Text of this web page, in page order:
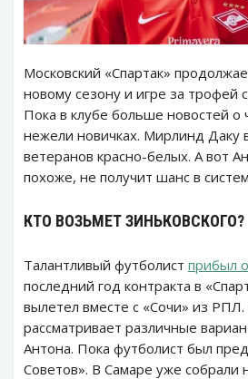
Московский «Спартак»
новому сезону и игре за трофей
Пока в клубе больше новостей о
нежели новичках. Мирлинд Даку
ветеранов красно-белых. А вот
похоже, не получит шанс в
КТО ВОЗЬМЕТ ЗИНЬКОВСКОГО?
Талантливый футболист прибыл
последний год контракта в
вылетел вместе с «Сочи» из РПЛ.
рассматривает различные
Антона. Пока футболист был
Советов». В Самаре уже собрали